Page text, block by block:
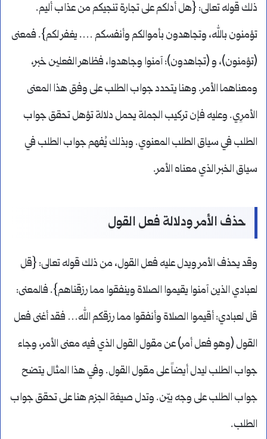
ذلك قوله تعالى: {هل أدلكم على تجارة تنجيكم من عذاب أليم.
تؤمنون بالله، وتجاهدون بأموالكم وأنفسكم …. يغفر لكم}. فمعنى
(تؤمنون)، و (تجاهدون): آمنوا وجاهدوا، فظاهر الفعلين خبر،
ومعناهما الأمر. وهنا يتحدد جواب الطلب على وفق هذا المعنى
الأمرِي. وعليه فإن تركيب الجملة يحمل دلالة تؤهل تحقق جواب
الطلب في سياق الطلب المعنوي. وبذلك يُفهم جواب الطلب في
سياق الخبر الذي معناه الأمر.
حذف الأمر ودلالة فعل القول
وقد يحذف الأمر ويدل عليه فعل القول، من ذلك قوله تعالى: {قل
لعبادي الذين آمنوا يقيموا الصلاة وينفقوا مما رزقناهم}. فالمعنى:
قل لعبادي: أقيموا الصلاة وأنفقوا مما رزقكم الله… فقد أغنى فعل
القول (وهو فعل أمر) عن مقول القول الذي فيه معنى الأمر، وجاء
جواب الطلب ليدل أيضاً على مقول القول. وفي هذا المثال يتضح
جواب الطلب على وجه بيّن. وتدل صيغة الجزم هنا على تحقق جواب
الطلب.